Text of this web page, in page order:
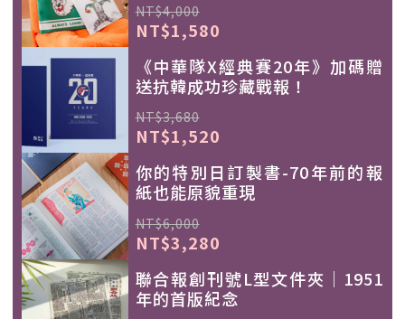
NT$4,000
NT$1,580
《中華隊X經典賽20年》加碼贈
送抗韓成功珍藏戰報！
NT$3,680
NT$1,520
你的特別日訂製書-70年前的報
紙也能原貌重現
NT$6,000
NT$3,280
聯合報創刊號L型文件夾｜1951
年的首版紀念